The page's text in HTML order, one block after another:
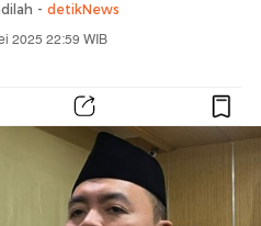
- detikNews
2025 22:59 WIB